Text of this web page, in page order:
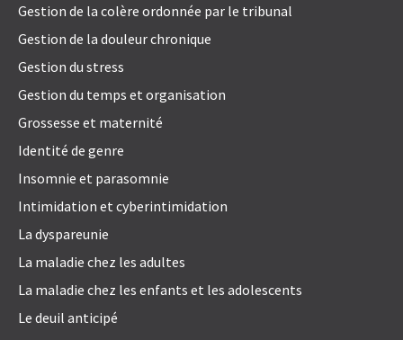
Gestion de la colère ordonnée par le tribunal
Gestion de la douleur chronique
Gestion du stress
Gestion du temps et organisation
Grossesse et maternité
Identité de genre
Insomnie et parasomnie
Intimidation et cyberintimidation
La dyspareunie
La maladie chez les adultes
La maladie chez les enfants et les adolescents
Le deuil anticipé